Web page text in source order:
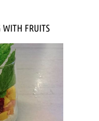
FRUITS